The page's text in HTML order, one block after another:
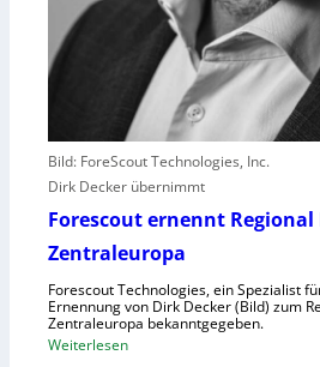
e
b
e
n
V
o
w
ü
r
Bild: ForeScout Technologies, Inc.
Dirk Decker übernimmt
Forescout ernennt
Zentraleuropa
Forescout Technologies, ein Spezialist
Ernennung von Dirk Decker (Bild) zum
Zentraleuropa bekanntgegeben.
Weiterlesen: